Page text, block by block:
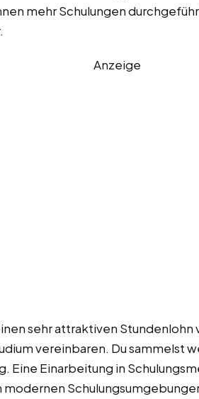
mehr Schulungen
Anzeige
sehr attraktiven Stundenlohn
vereinbaren. Du sammelst
Eine Einarbeitung in